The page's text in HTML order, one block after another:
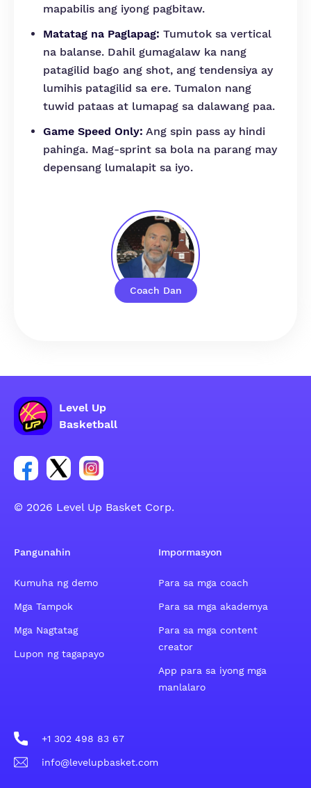
Coach Dan
mapabilis ang iyong pagbitaw.
Matatag na Paglapag: Tumutok sa vertical
na balanse. Dahil gumagalaw ka nang
patagilid bago ang shot, ang tendensiya ay
lumihis patagilid sa ere. Tumalon nang
tuwid pataas at lumapag sa dalawang paa.
Game Speed Only: Ang spin pass ay hindi
pahinga. Mag-sprint sa bola na parang may
depensang lumalapit sa iyo.
Level Up
Basketball
Link para sa social group ng Facebook account
Link para sa social group ng tweeter account
Link para sa social group ng Instagram
© 2026 Level Up Basket Corp.
Pangunahin
Kumuha ng demo
Mga Tampok
Mga Nagtatag
Lupon ng tagapayo
Impormasyon
Para sa mga coach
Para sa mga akademya
Para sa mga content
creator
App para sa iyong mga
manlalaro
+1 302 498 83 67
info@levelupbasket.com